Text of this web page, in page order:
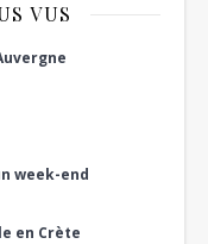
VUS
week-end
en Crète